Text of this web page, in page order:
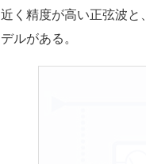
近く精度が高い正弦波
デルがある。